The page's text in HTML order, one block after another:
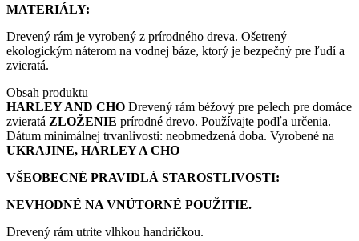
zvieratá
MATERIÁLY:
Drevený rám je vyrobený z prírodného dreva. Ošetrený
ekologickým náterom na vodnej báze, ktorý je bezpečný pre ľudí a
zvieratá.
Obsah produktu
HARLEY AND CHO Drevený rám béžový pre pelech pre domáce
zvieratá ZLOŽENIE prírodné drevo. Používajte podľa určenia.
Dátum minimálnej trvanlivosti: neobmedzená doba. Vyrobené na
UKRAJINE, HARLEY A CHO
VŠEOBECNÉ PRAVIDLÁ STAROSTLIVOSTI:
NEVHODNÉ NA VNÚTORNÉ POUŽITIE.
Drevený rám utrite vlhkou handričkou.